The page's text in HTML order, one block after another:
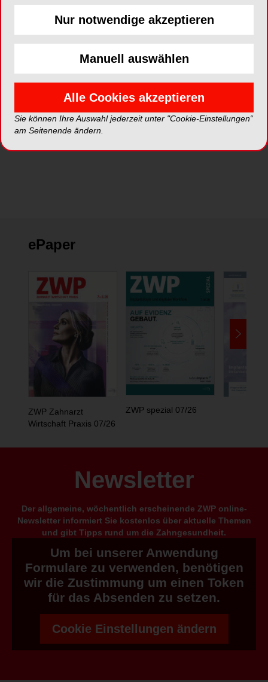
*Die Beiträge in dieser Rubrik stammen von den Anbietern und
ePaper
ZWP Zahnarzt
Wirtschaft Praxis 07/26
ZWP spezial 07/26
Newsletter
Der allgemeine, wöchentlich erscheinende ZWP online-
Newsletter informiert Sie kostenlos über aktuelle Themen
und gibt Tipps rund um die Zahngesundheit.
Um bei unserer Anwendung
Formulare zu verwenden, benötigen
wir die Zustimmung um einen Token
für das Absenden zu setzen.
Cookie Einstellungen ändern
Nur notwendige akzeptieren
Manuell auswählen
Alle Cookies akzeptieren
Sie können Ihre Auswahl jederzeit unter "Cookie-Einstellungen“
am Seitenende ändern.